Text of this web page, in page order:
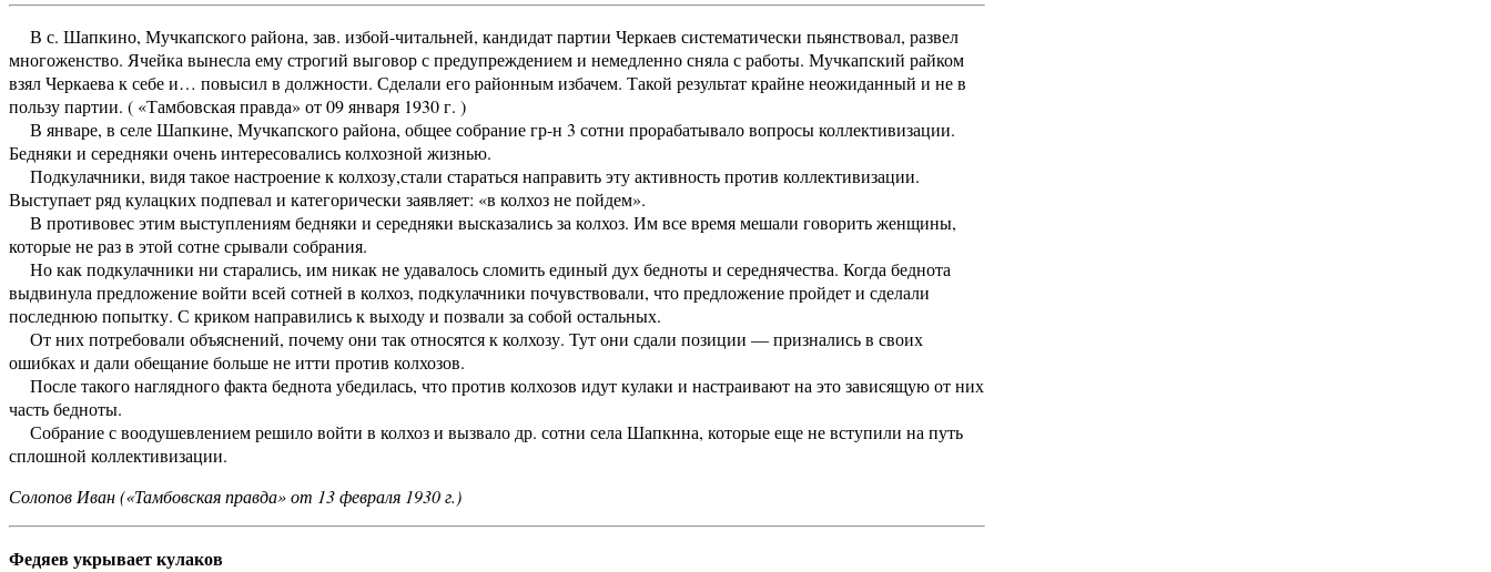
В с. Шапкино, Мучкапского района, зав. избой-читальней, кандидат партии Черкаев систематически пьянствовал, развел
многоженство. Ячейка вынесла ему строгий выговор с предупреждением и немедленно сняла с работы. Мучкапский райком
взял Черкаева к себе и… повысил в должности. Сделали его районным избачем. Такой результат крайне неожиданный и не в
пользу партии. ( «Тамбовская правда» от 09 января 1930 г. )
В январе, в селе Шапкине, Мучкапского района, общее собрание гр-н 3 сотни прорабатывало вопросы коллективизации.
Бедняки и середняки очень интересовались колхозной жизнью.
Подкулачники, видя такое настроение к колхозу,стали стараться направить эту активность против коллективизации.
Выступает ряд кулацких подпевал и категорически заявляет: «в колхоз не пойдем».
В противовес этим выступлениям бедняки и середняки высказались за колхоз. Им все время мешали говорить женщины,
которые не раз в этой сотне срывали собрания.
Но как подкулачники ни старались, им никак не удавалось сломить единый дух бедноты и середнячества. Когда беднота
выдвинула предложение войти всей сотней в колхоз, подкулачники почувствовали, что предложение пройдет и сделали
последнюю попытку. С криком направились к выходу и позвали за собой остальных.
От них потребовали объяснений, почему они так относятся к колхозу. Тут они сдали позиции — признались в своих
ошибках и дали обещание больше не итти против колхозов.
После такого наглядного факта беднота убедилась, что против колхозов идут кулаки и настраивают на это зависящую от них
часть бедноты.
Собрание с воодушевлением решило войти в колхоз и вызвало др. сотни села Шапкнна, которые еще не вступили на путь
сплошной коллективизации.
Солопов Иван («Тамбовская правда» от 13 февраля 1930 г.)
Федяев укрывает кулаков